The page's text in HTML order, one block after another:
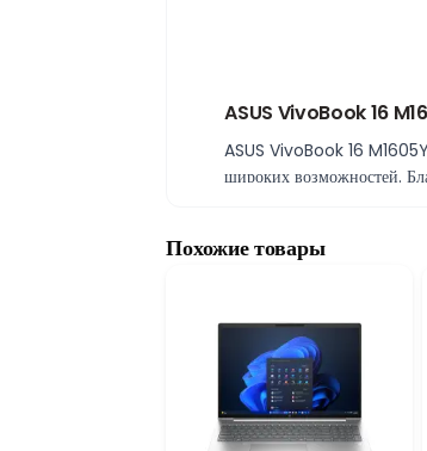
ASUS VivoBook 16
ASUS VivoBook 16
широких возможностей.
ASUS VivoBook 16
16 ГБ RAM и быстрый
Оперативная память
быструю загрузку
Большой экран
Экран 16 дюймов с
Похожие товары